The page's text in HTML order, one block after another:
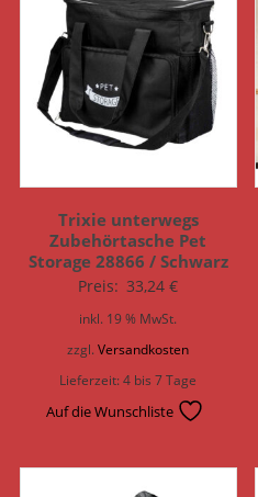
Trixie unterwegs
Zubehörtasche Pet
Storage 28866 / Schwarz
Preis: 33,24€
inkl. 19 % MwSt.
zzgl.Versandkosten
Lieferzeit:4 bis 7 Tage
Auf die Wunschliste